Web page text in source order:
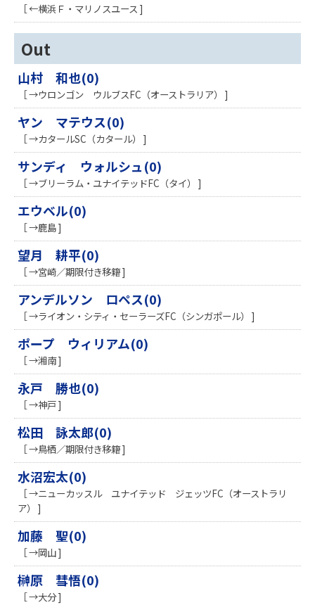
［ ←横浜Ｆ・マリノスユース ]
Out
山村 和也(0)
［ →ウロンゴン ウルブスFC（オーストラリア） ]
ヤン マテウス(0)
［ →カタールSC（カタール） ]
サンディ ウォルシュ(0)
［ →ブリーラム・ユナイテッドFC（タイ） ]
エウベル(0)
［ →鹿島 ]
望月 耕平(0)
［ →宮崎／期限付き移籍 ]
アンデルソン ロペス(0)
［ →ライオン・シティ・セーラーズFC（シンガポール） ]
ポープ ウィリアム(0)
［ →湘南 ]
永戸 勝也(0)
［ →神戸 ]
松田 詠太郎(0)
［ →鳥栖／期限付き移籍 ]
水沼宏太(0)
［ →ニューカッスル ユナイテッド ジェッツFC（オーストラリ
ア） ]
加藤 聖(0)
［ →岡山 ]
榊原 彗悟(0)
［ →大分 ]